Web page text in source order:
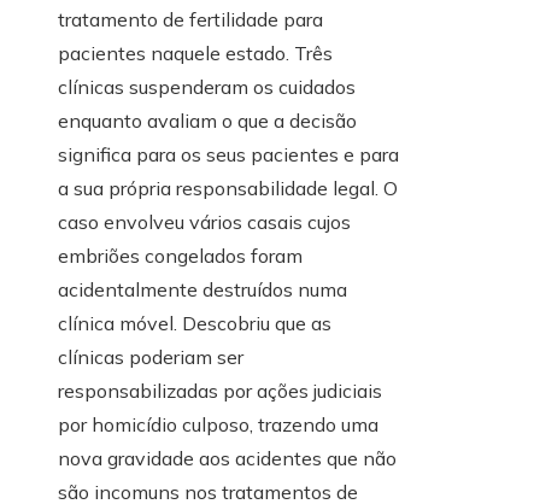
tratamento de fertilidade para
pacientes naquele estado. Três
clínicas suspenderam os cuidados
enquanto avaliam o que a decisão
significa para os seus pacientes e para
a sua própria responsabilidade legal. O
caso envolveu vários casais cujos
embriões congelados foram
acidentalmente destruídos numa
clínica móvel. Descobriu que as
clínicas poderiam ser
responsabilizadas por ações judiciais
por homicídio culposo, trazendo uma
nova gravidade aos acidentes que não
são incomuns nos tratamentos de